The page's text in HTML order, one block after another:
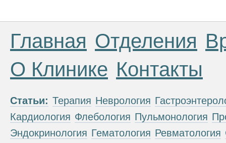
Главная Отделения
О Клинике Контакты
Статьи: Терапия Неврология
Кардиология Флебология Пульмонология
Эндокринология Гематология Ревматология